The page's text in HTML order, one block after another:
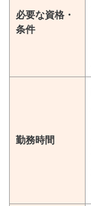
必要な資格・
条件
勤務時間